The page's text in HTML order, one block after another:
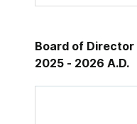
Board of Director
2025 - 2026 A.D.